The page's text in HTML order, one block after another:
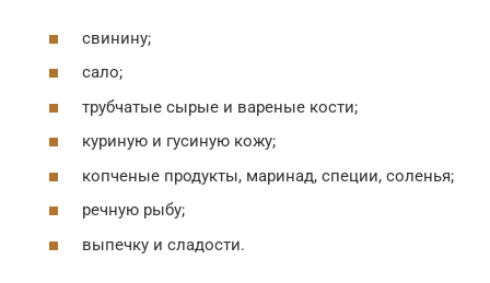
свинину;
сало;
трубчатые сырые и вареные кости;
куриную и гусиную кожу;
копченые продукты, маринад, специи, соленья;
речную рыбу;
выпечку и сладости.